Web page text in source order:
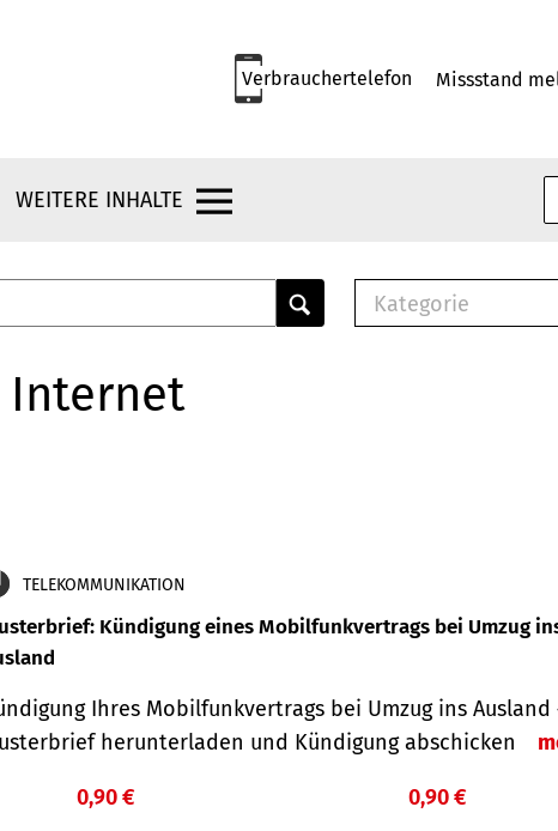
Verbrauchertelefon Missstand
WEITERE INHALTE
Kategorie
Internet
TELEKOMMUNIKATION
Kündigung eines Mobilfunkvertrags bei Umzug
Ihres Mobilfunkvertrags bei Umzug ins Ausland
herunterladen und Kündigung abschicken
0,90 € 0,90 €